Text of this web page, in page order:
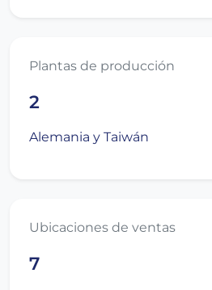
Plantas de producción
2
Alemania y Taiwán
Ubicaciones de ventas
7